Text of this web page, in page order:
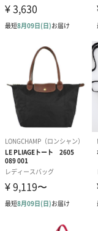
ホワイトデーのお返し
いつもお世話になって
商品詳細情報
トートバック
■サ
■素
お届けボックスオプ